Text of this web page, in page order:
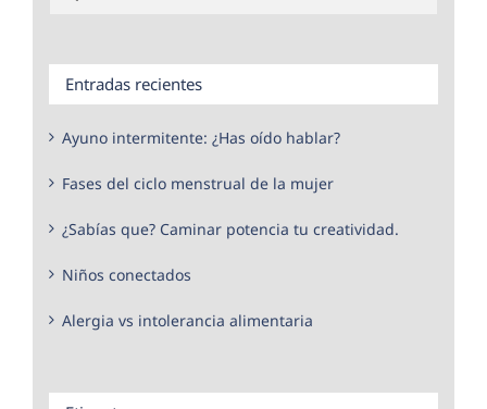
Entradas recientes
Ayuno intermitente: ¿Has oído hablar?
Fases del ciclo menstrual de la mujer
¿Sabías que? Caminar potencia tu creatividad.
Niños conectados
Alergia vs intolerancia alimentaria